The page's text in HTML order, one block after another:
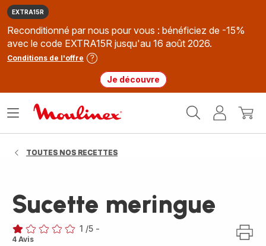
EXTRA15R
Reconditionné par nous pour vous : bénéficiez de -15%
avec le code EXTRA15R jusqu'au 16 août 2026.
Conditions de l'offre
Je découvre
MonMon
Ouvrir
TOUTES NOS RECETTES
Sucette meringue
Avis
1 /5 -
4 Avis